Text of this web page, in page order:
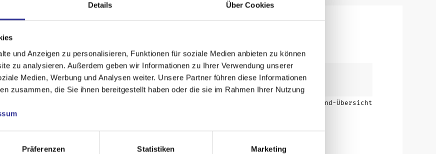
Details Über Cookies
und Anzeigen zu personalisieren, Funktionen für soziale Medien anbieten zu können
zu analysieren. Außerdem geben wir Informationen zu Ihrer Verwendung unserer
Medien, Werbung und Analysen weiter. Unsere Partner führen diese Informationen
zusammen, die Sie ihnen bereitgestellt haben oder die sie im Rahmen Ihrer Nutzung
Präferenzen Statistiken Marketing
Zurück zur Band-Übersicht